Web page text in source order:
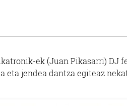
ek (Juan Pikasarri) DJ
eta jendea dantza egiteaz